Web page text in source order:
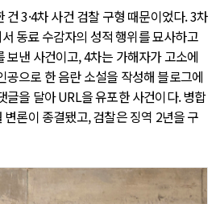
3·4차 사건 검찰 구형 때문이었다. 3차
동료 수감자의 성적 행위를 묘사하고
보낸 사건이고, 4차는 가해자가 고소에
공으로 한 음란 소설을 작성해 블로그에
글을 달아 URL을 유포한 사건이다. 병합
론이 종결됐고, 검찰은 징역 2년을 구